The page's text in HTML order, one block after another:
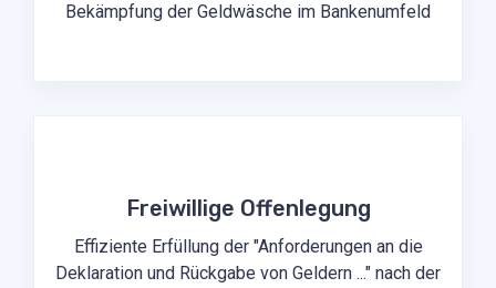
Bekämpfung der Geldwäsche im Bankenumfeld
Freiwillige Offenlegung
Effiziente Erfüllung der "Anforderungen an die
Deklaration und Rückgabe von Geldern ..." nach der